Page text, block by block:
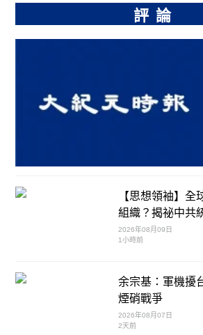
評論
【思想領袖】全
組織？揭祕中共
2026年08月09日
1小時前
余宗基：軍機擾
煙硝戰爭
2026年08月07日
2天前